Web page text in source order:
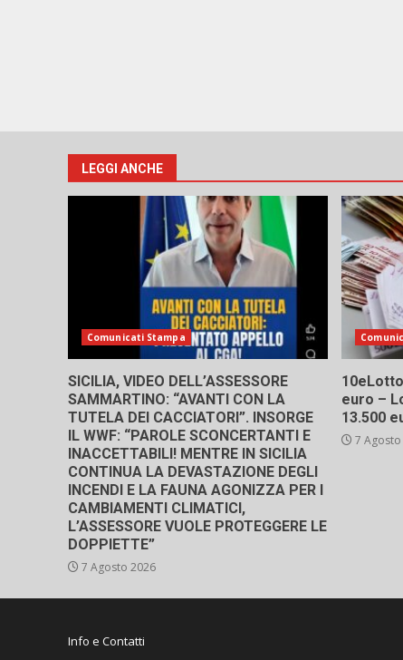
LEGGI ANCHE
Comunicati Stampa
SICILIA, VIDEO DELL’ASSESSORE
SAMMARTINO: “AVANTI CON LA
TUTELA DEI CACCIATORI”. INSORGE
IL WWF: “PAROLE SCONCERTANTI E
INACCETTABILI! MENTRE IN SICILIA
CONTINUA LA DEVASTAZIONE DEGLI
INCENDI E LA FAUNA AGONIZZA PER I
CAMBIAMENTI CLIMATICI,
L’ASSESSORE VUOLE PROTEGGERE LE
DOPPIETTE”
7 Agosto 2026
euro –
13.500
7
Info e Contatti